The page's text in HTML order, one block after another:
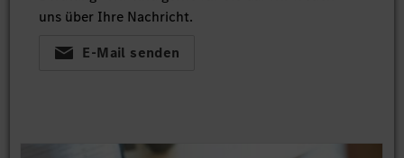
uns über Ihre Nachricht.
E-Mail senden